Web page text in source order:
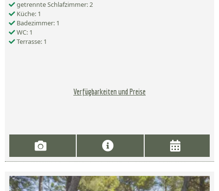
getrennte Schlafzimmer: 2
Küche: 1
Badezimmer: 1
WC: 1
Terrasse: 1
Verfügbarkeiten und Preise